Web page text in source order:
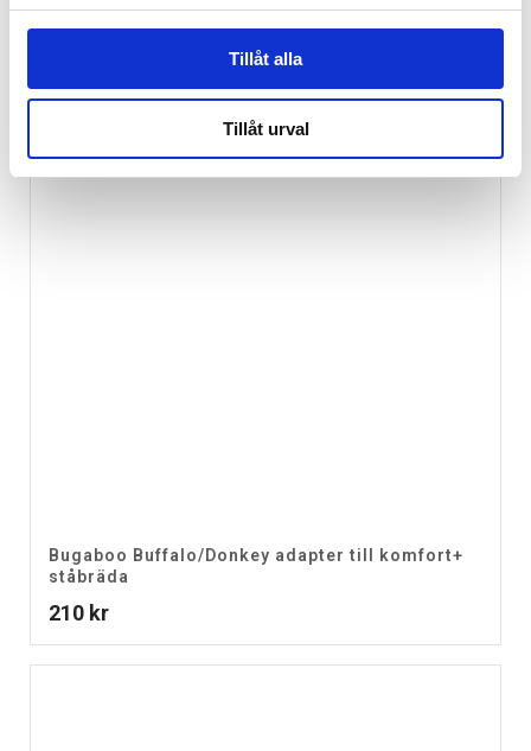
Tillåt alla
Tillåt urval
Bugaboo Buffalo/Donkey adapter till komfort+
ståbräda
210 kr